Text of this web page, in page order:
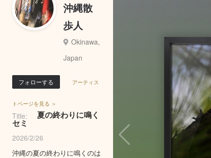
沖縄散
歩人
Okinawa,
Japan
フォローする アーティス
トページを見る ＞
Title: 夏の終わりに鳴く
セミ
2026/2/26
沖縄の夏の終わりに鳴くのは